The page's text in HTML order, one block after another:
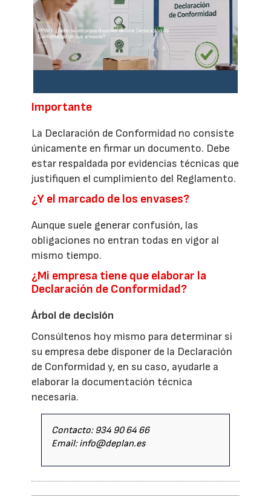
Importante
La Declaración de Conformidad no consiste
únicamente en firmar un documento. Debe
estar respaldada por evidencias técnicas que
justifiquen el cumplimiento del Reglamento.
¿Y el marcado de los envases?
Aunque suele generar confusión, las
obligaciones no entran todas en vigor al
mismo tiempo.
¿Mi empresa tiene que elaborar la
Declaración de Conformidad?
Árbol de decisión
Consúltenos hoy mismo para determinar si
su empresa debe disponer de la Declaración
de Conformidad y, en su caso, ayudarle a
elaborar la documentación técnica
necesaria.
Contacto: 934 90 64 66
Email: info@deplan.es